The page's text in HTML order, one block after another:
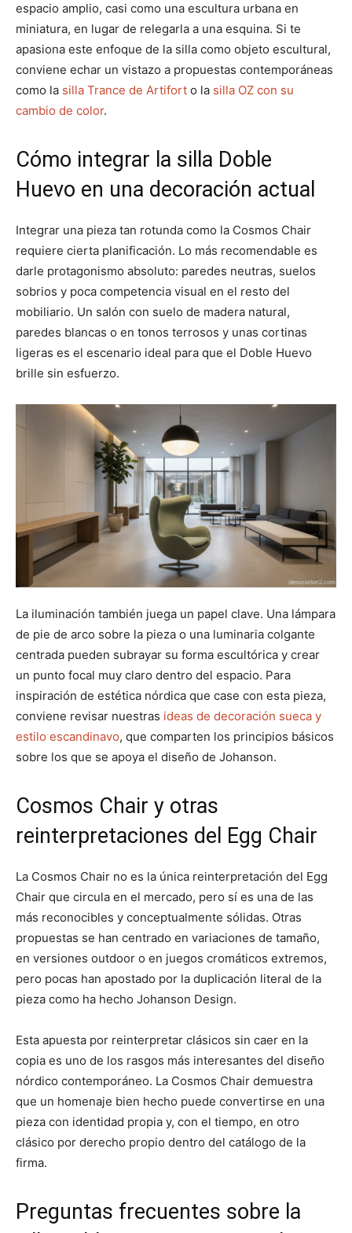
espacio amplio, casi como una escultura urbana en
miniatura, en lugar de relegarla a una esquina. Si te
apasiona este enfoque de la silla como objeto escultural,
conviene echar un vistazo a propuestas contemporáneas
como la silla Trance de Artifort o la silla OZ con su
cambio de color.
Cómo integrar la silla Doble
Huevo en una decoración actual
Integrar una pieza tan rotunda como la Cosmos Chair
requiere cierta planificación. Lo más recomendable es
darle protagonismo absoluto: paredes neutras, suelos
sobrios y poca competencia visual en el resto del
mobiliario. Un salón con suelo de madera natural,
paredes blancas o en tonos terrosos y unas cortinas
ligeras es el escenario ideal para que el Doble Huevo
brille sin esfuerzo.
La iluminación también juega un papel clave. Una lámpara
de pie de arco sobre la pieza o una luminaria colgante
centrada pueden subrayar su forma escultórica y crear
un punto focal muy claro dentro del espacio. Para
inspiración de estética nórdica que case con esta pieza,
conviene revisar nuestras ideas de decoración sueca y
estilo escandinavo, que comparten los principios básicos
sobre los que se apoya el diseño de Johanson.
Cosmos Chair y otras
reinterpretaciones del Egg Chair
La Cosmos Chair no es la única reinterpretación del Egg
Chair que circula en el mercado, pero sí es una de las
más reconocibles y conceptualmente sólidas. Otras
propuestas se han centrado en variaciones de tamaño,
en versiones outdoor o en juegos cromáticos extremos,
pero pocas han apostado por la duplicación literal de la
pieza como ha hecho Johanson Design.
Esta apuesta por reinterpretar clásicos sin caer en la
copia es uno de los rasgos más interesantes del diseño
nórdico contemporáneo. La Cosmos Chair demuestra
que un homenaje bien hecho puede convertirse en una
pieza con identidad propia y, con el tiempo, en otro
clásico por derecho propio dentro del catálogo de la
firma.
Preguntas frecuentes sobre la